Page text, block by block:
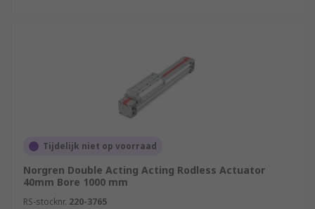
Tijdelijk niet op voorraad
Norgren Double Acting Acting Rodless Actuator
40mm Bore 1000 mm
RS-stocknr. 220-3765